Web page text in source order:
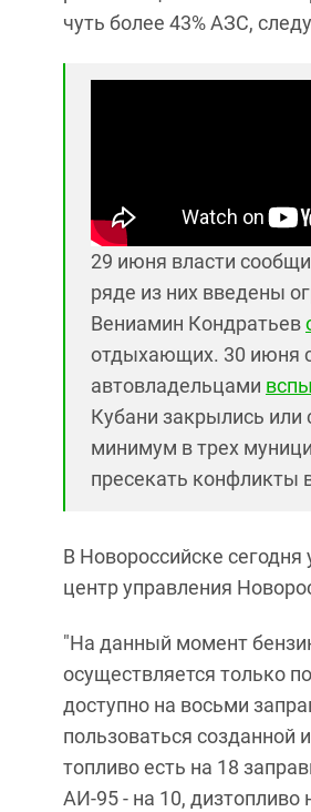
чуть более 43% АЗС,
29 июня власти
ряде из них введены
Вениамин Кондратьев
отдыхающих. 30 июня
автовладельцами
Кубани закрылись или
минимум в трех
пресекать конфликты
В Новороссийске
центр управления
"На данный момент
осуществляется только
доступно на восьми
пользоваться созданной
топливо есть на 18
АИ-95 - на 10, дизтопливо